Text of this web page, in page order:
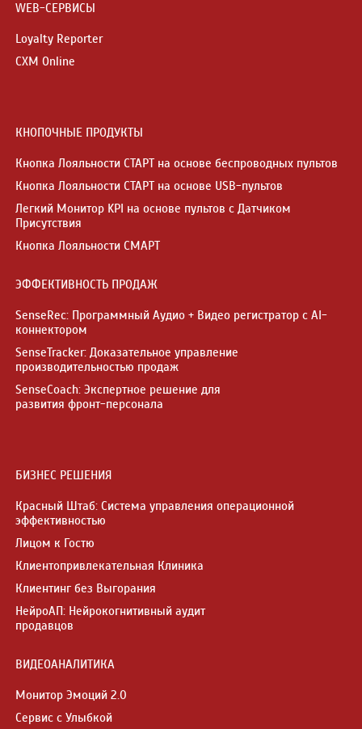
WEB-СЕРВИСЫ
Loyalty Reporter
CXM Online
КНОПОЧНЫЕ ПРОДУКТЫ
Кнопка Лояльности СТАРТ на основе беспроводных пультов
Кнопка Лояльности СТАРТ на основе USB-пультов
Легкий Монитор KPI на основе пультов с Датчиком
Присутствия
Кнопка Лояльности СМАРТ
ЭФФЕКТИВНОСТЬ ПРОДАЖ
SenseRec: Программный Аудио + Видео регистратор с AI-
коннектором
SenseTracker: Доказательное управление
производительностью продаж
SenseCoach: Экспертное решение для
развития фронт-персонала
БИЗНЕС РЕШЕНИЯ
Красный Штаб: Система управления операционной
эффективностью
Лицом к Гостю
Клиентопривлекательная Клиника
Клиентинг без Выгорания
НейроАП: Нейрокогнитивный аудит
продавцов
ВИДЕОАНАЛИТИКА
Монитор Эмоций 2.0
Сервис с Улыбкой